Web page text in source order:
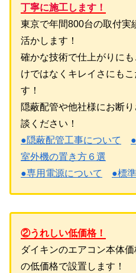
丁寧に施工します！
東京で年間800台の取付実
活かします！
確かな技術で仕上がりに
けではなくキレイさにも
す！
隠蔽配管や他社様にお断
談ください！
●隠蔽配管工事について
室外機の置き方６選
●専用電源について
●標
②うれしい低価格！
ダイキンのエアコン本体
の低価格で設置します！